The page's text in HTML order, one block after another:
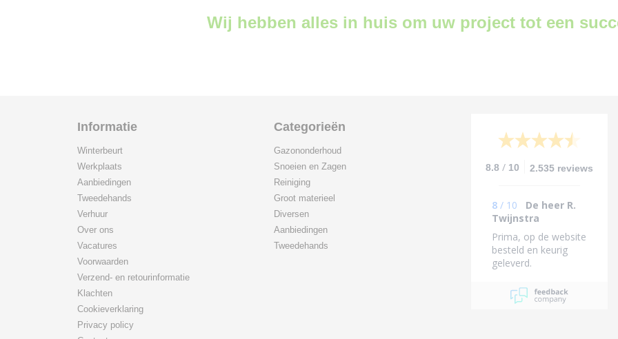
Wij hebben alles in huis om uw project tot een
Informatie
Winterbeurt
Werkplaats
Aanbiedingen
Tweedehands
Verhuur
Over ons
Vacatures
Voorwaarden
Verzend- en retourinformatie
Klachten
Cookieverklaring
Privacy policy
Categorieën
Gazononderhoud
Snoeien en Zagen
Reiniging
Groot materieel
Diversen
Aanbiedingen
Tweedehands
8.8 / 10 2.535 reviews
8 / 10
De heer R.
Twijnstra
Prima, op de website
besteld en keurig
geleverd.